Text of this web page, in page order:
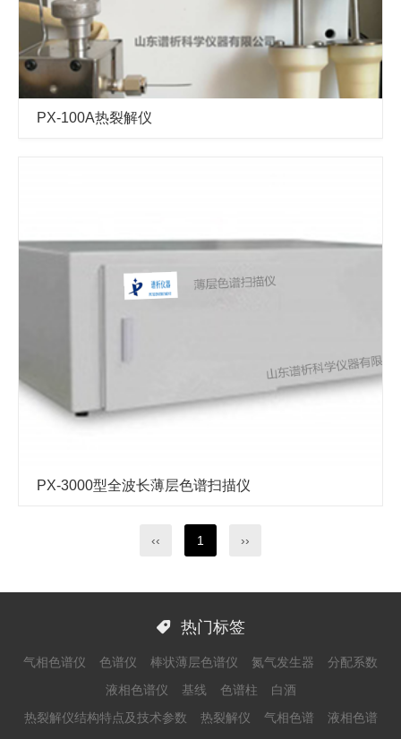
PX-100A热裂解仪
PX-3000型全波长薄层色谱扫描仪
‹‹ 1 ››
 热门标签
气相色谱仪 色谱仪 棒状薄层色谱仪 氮气发生器
分配系数
液相色谱仪
基线 色谱柱
白酒
热裂解仪结构特点及技术参数
热裂解仪 气相色谱
液相色谱